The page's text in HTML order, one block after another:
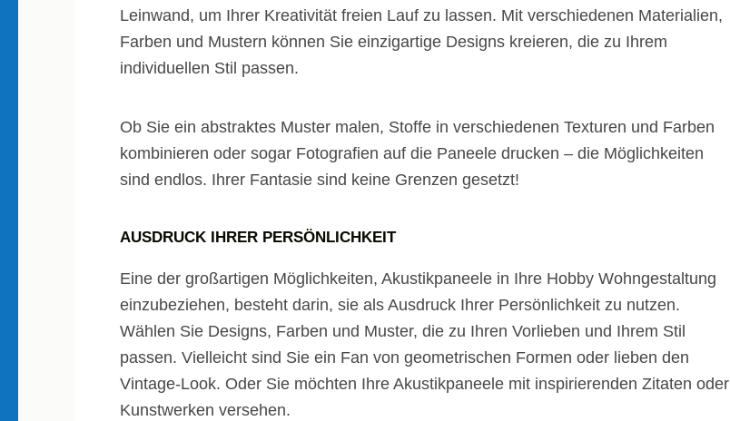
Leinwand, um Ihrer Kreativität freien Lauf zu lassen. Mit verschiedenen Materialien,
Farben und Mustern können Sie einzigartige Designs kreieren, die zu Ihrem
individuellen Stil passen.
Ob Sie ein abstraktes Muster malen, Stoffe in verschiedenen Texturen und Farben
kombinieren oder sogar Fotografien auf die Paneele drucken – die Möglichkeiten
sind endlos. Ihrer Fantasie sind keine Grenzen gesetzt!
AUSDRUCK IHRER PERSÖNLICHKEIT
Eine der großartigen Möglichkeiten, Akustikpaneele in Ihre Hobby Wohngestaltung
einzubeziehen, besteht darin, sie als Ausdruck Ihrer Persönlichkeit zu nutzen.
Wählen Sie Designs, Farben und Muster, die zu Ihren Vorlieben und Ihrem Stil
passen. Vielleicht sind Sie ein Fan von geometrischen Formen oder lieben den
Vintage-Look. Oder Sie möchten Ihre Akustikpaneele mit inspirierenden Zitaten oder
Kunstwerken versehen.